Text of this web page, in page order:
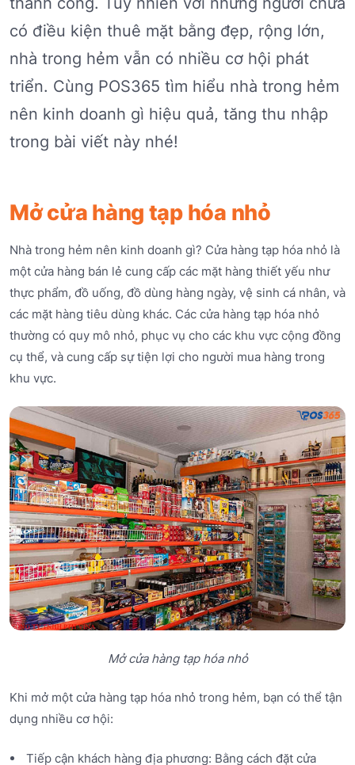
có điều kiện thuê mặt bằng đẹp, rộng lớn,
nhà trong hẻm vẫn có nhiều cơ hội phát
triển. Cùng POS365 tìm hiểu nhà trong hẻm
nên kinh doanh gì hiệu quả, tăng thu nhập
trong bài viết này nhé!
Mở cửa hàng tạp hóa nhỏ
Nhà trong hẻm nên kinh doanh gì? Cửa hàng tạp hóa nhỏ là
một cửa hàng bán lẻ cung cấp các mặt hàng thiết yếu như
thực phẩm, đồ uống, đồ dùng hàng ngày, vệ sinh cá nhân, và
các mặt hàng tiêu dùng khác. Các cửa hàng tạp hóa nhỏ
thường có quy mô nhỏ, phục vụ cho các khu vực cộng đồng
cụ thể, và cung cấp sự tiện lợi cho người mua hàng trong
khu vực.
Mở cửa hàng tạp hóa nhỏ
Khi mở một cửa hàng tạp hóa nhỏ trong hẻm, bạn có thể tận
dụng nhiều cơ hội:
Tiếp cận khách hàng địa phương: Bằng cách đặt cửa